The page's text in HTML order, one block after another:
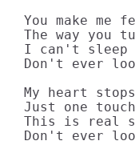
You make
The way you
I can't sleep
Don't ever
My heart
Just one
This is real
Don't ever